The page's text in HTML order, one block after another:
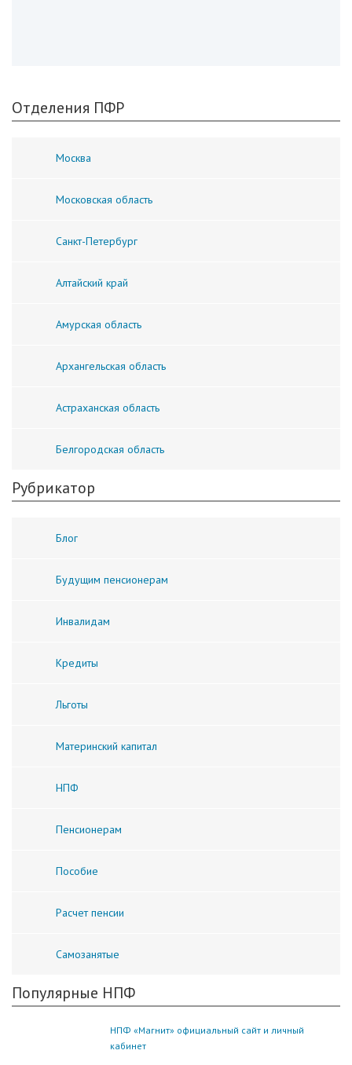
Отделения ПФР
Москва
Московская область
Санкт-Петербург
Алтайский край
Амурская область
Архангельская область
Астраханская область
Белгородская область
Рубрикатор
Блог
Будущим пенсионерам
Инвалидам
Кредиты
Льготы
Материнский капитал
НПФ
Пенсионерам
Пособие
Расчет пенсии
Самозанятые
Популярные НПФ
НПФ «Магнит» официальный сайт и личный
кабинет